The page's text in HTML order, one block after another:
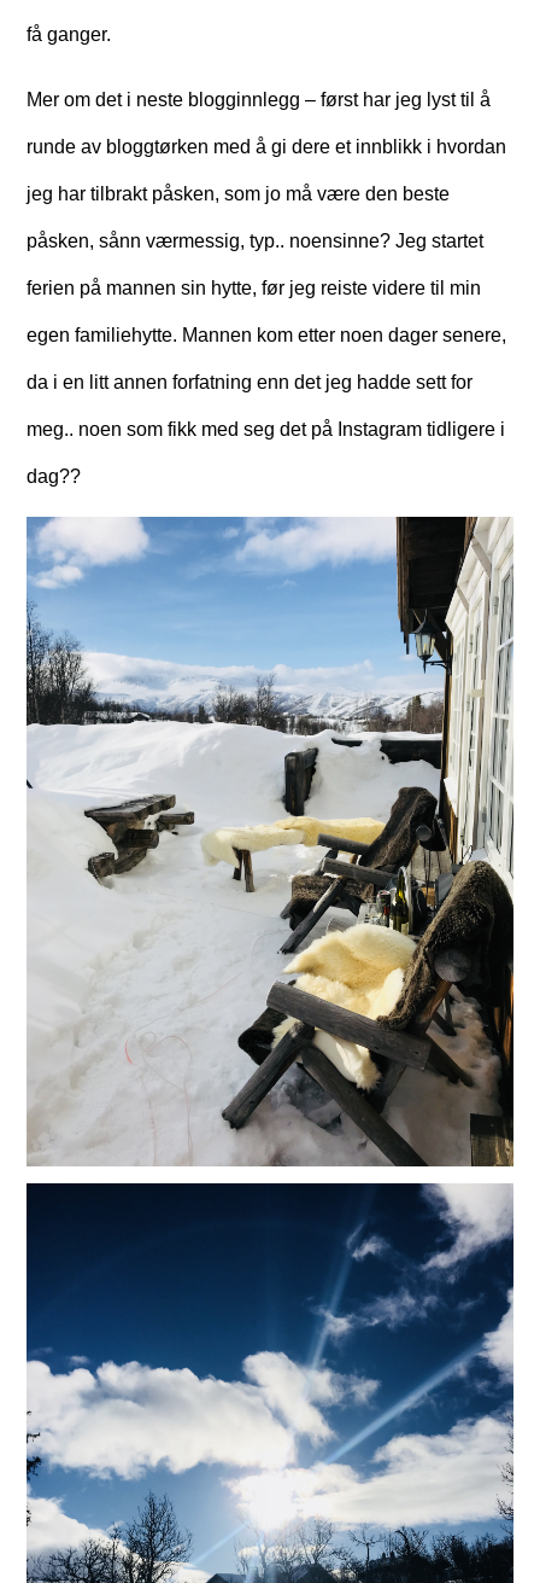
få ganger.
Mer om det i neste blogginnlegg – først har jeg lyst til å
runde av bloggtørken med å gi dere et innblikk i hvordan
jeg har tilbrakt påsken, som jo må være den beste
påsken, sånn værmessig, typ.. noensinne? Jeg startet
ferien på mannen sin hytte, før jeg reiste videre til min
egen familiehytte. Mannen kom etter noen dager senere,
da i en litt annen forfatning enn det jeg hadde sett for
meg.. noen som fikk med seg det på Instagram tidligere i
dag??